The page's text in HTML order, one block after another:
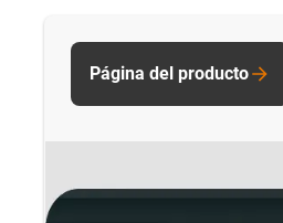
Página del producto